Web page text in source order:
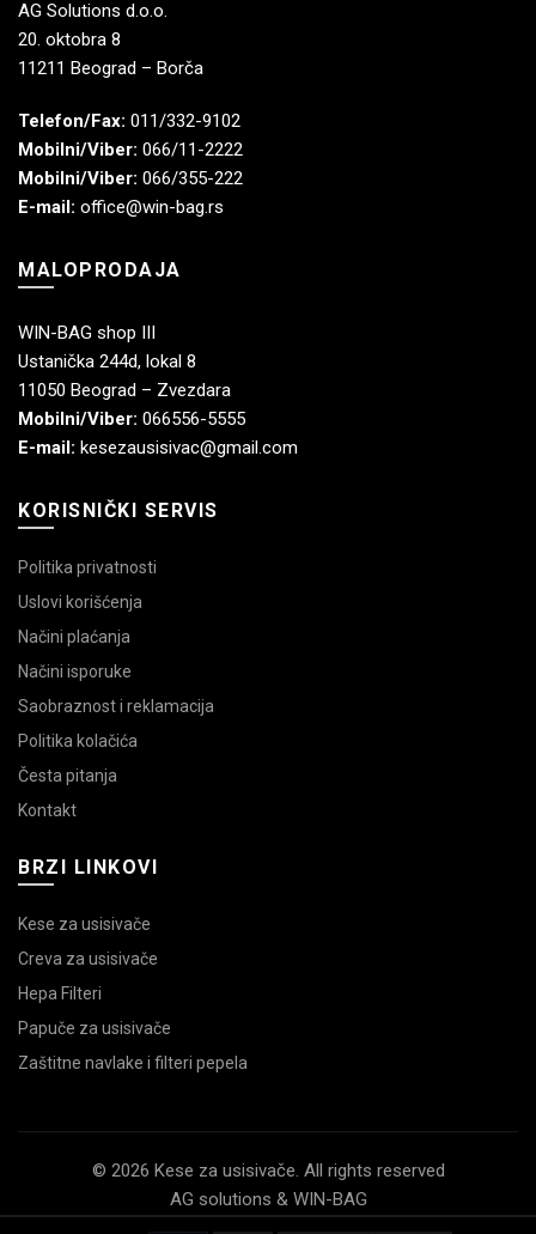
AG Solutions d.o.o.
20. oktobra 8
11211 Beograd – Borča
Telefon/Fax: 011/332-9102
Mobilni/Viber: 066/11-2222
Mobilni/Viber: 066/355-222
E-mail: office@win-bag.rs
MALOPRODAJA
WIN-BAG shop III
Ustanička 244d, lokal 8
11050 Beograd – Zvezdara
Mobilni/Viber: 066556-5555
E-mail: kesezausisivac@gmail.com
KORISNIČKI SERVIS
Politika privatnosti
Uslovi korišćenja
Načini plaćanja
Načini isporuke
Saobraznost i reklamacija
Politika kolačića
Česta pitanja
Kontakt
BRZI LINKOVI
Kese za usisivače
Creva za usisivače
Hepa Filteri
Papuče za usisivače
Zaštitne navlake i filteri pepela
© 2026 Kese za usisivače. All rights reserved
AG solutions & WIN-BAG